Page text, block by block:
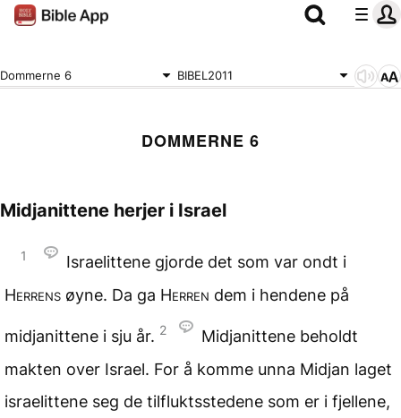
Dommerne 6 BIBEL2011
DOMMERNE 6
Midjanittene herjer i Israel
1
Israelittene gjorde det som var ondt i
Herrens øyne. Da ga Herren dem i hendene på
midjanittene i sju år. 2
Midjanittene beholdt
makten over Israel. For å komme unna Midjan laget
israelittene seg de tilfluktsstedene som er i fjellene,